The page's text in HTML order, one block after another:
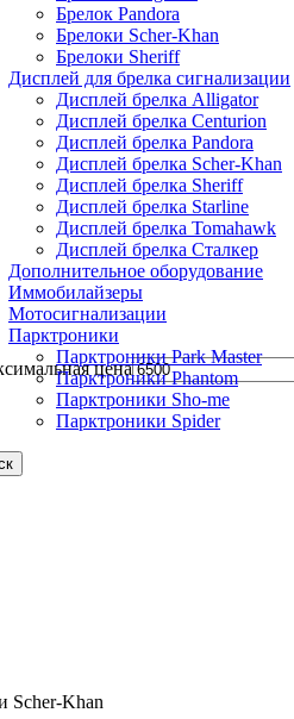
Брелок Pandora
Брелоки Scher-Khan
Брелоки Sheriff
Дисплей для брелка сигнализации
Дисплей брелка Alligator
Дисплей брелка Centurion
Дисплей брелка Pandora
Дисплей брелка Scher-Khan
Дисплей брелка Sheriff
Дисплей брелка Starline
Дисплей брелка Tomahawk
Дисплей брелка Сталкер
Дополнительное оборудование
Иммобилайзеры
Мотосигнализации
Парктроники
Парктроники Park Master
Парктроники Phantom
Парктроники Sho-me
Парктроники Spider
цена
Scher-Khan